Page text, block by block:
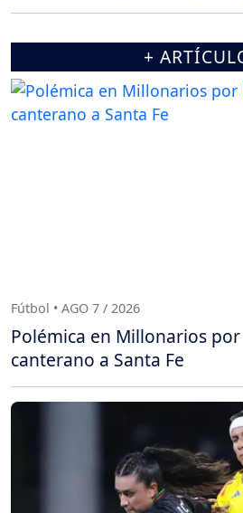
+
Fútbol • AGO 7 / 2026
Polémica en Millonarios
canterano a Santa Fe